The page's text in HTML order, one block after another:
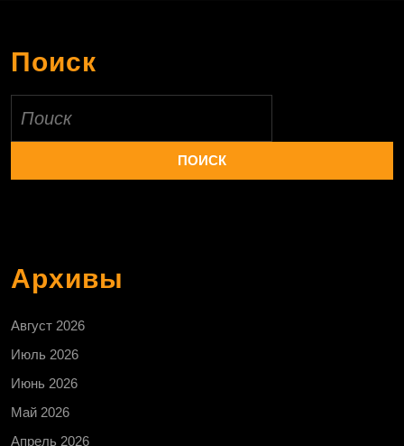
Поиск
Архивы
Август 2026
Июль 2026
Июнь 2026
Май 2026
Апрель 2026